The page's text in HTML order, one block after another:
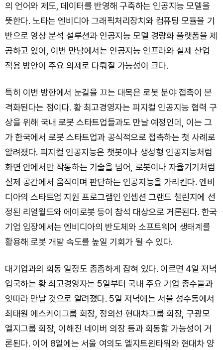
의 언어와 제도, 데이터를 반영해 구축하는 인공지능 모델을
뜻한다. 노타는 엔비디아 그래픽처리장치와 컴퓨팅 모듈을 기
반으로 영상 분석 설루션과 인공지능 모델 경량화 플랫폼을 제
공하고 있어, 이번 만남에서는 인공지능 인프라와 실제 산업
적용 방안이 주요 의제로 다뤄질 가능성이 크다.
특히 이번 방한에서 눈길을 끄는 대목은 로봇 분야 접촉이 본
격화된다는 점이다. 황 최고경영자는 피지컬 인공지능 협력 구
상을 위해 국내 로봇 스타트업들과도 만날 예정인데, 이는 그
가 한국에서 로봇 스타트업과 공식적으로 접촉하는 첫 사례로
알려졌다. 피지컬 인공지능은 챗봇이나 생성형 인공지능처럼
화면 안에서만 작동하는 기술을 넘어, 로봇이나 자율기기처럼
실제 공간에서 움직이며 판단하는 인공지능을 가리킨다. 엔비
디아의 스타트업 지원 프로그램인 인셉션 그랜드 챌린지에 선
정된 리얼월드와 에이로봇 등이 참석 대상으로 거론된다. 한국
기업 입장에서는 엔비디아의 반도체와 소프트웨어 생태계를
활용해 로봇 개발 속도를 높일 기회가 될 수 있다.
대기업과의 회동 일정도 촘촘하게 잡혀 있다. 이르면 4일 저녁
입국하는 황 최고경영자는 5일부터 국내 주요 기업 총수들과
잇따라 만날 것으로 알려졌다. 5일 저녁에는 서울 성수동에서
최태원 에스케이그룹 회장, 정의선 현대차그룹 회장, 구광모
엘지그룹 회장, 이해진 네이버 의장 등과 회동할 가능성이 거
론된다. 이어 8일에는 서울 여의도 엘지트윈타워와 현대차 양